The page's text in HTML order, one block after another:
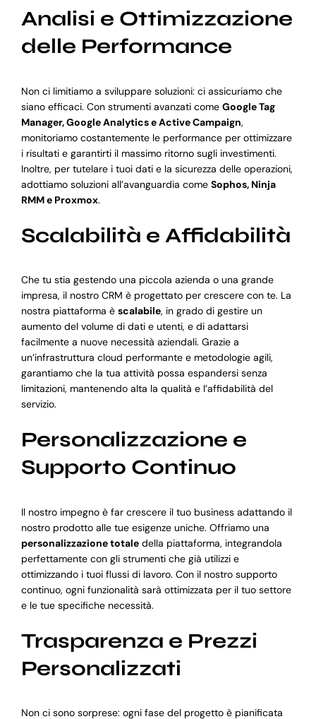
Analisi e Ottimizzazione
delle Performance
Non ci limitiamo a sviluppare soluzioni: ci assicuriamo che
siano efficaci. Con strumenti avanzati come Google Tag
Manager, Google Analytics e Active Campaign,
monitoriamo costantemente le performance per ottimizzare
i risultati e garantirti il massimo ritorno sugli investimenti.
Inoltre, per tutelare i tuoi dati e la sicurezza delle operazioni,
adottiamo soluzioni all’avanguardia come Sophos, Ninja
RMM e Proxmox.
Scalabilità e Affidabilità
Che tu stia gestendo una piccola azienda o una grande
impresa, il nostro CRM è progettato per crescere con te. La
nostra piattaforma è scalabile, in grado di gestire un
aumento del volume di dati e utenti, e di adattarsi
facilmente a nuove necessità aziendali. Grazie a
un’infrastruttura cloud performante e metodologie agili,
garantiamo che la tua attività possa espandersi senza
limitazioni, mantenendo alta la qualità e l’affidabilità del
servizio.
Personalizzazione e
Supporto Continuo
Il nostro impegno è far crescere il tuo business adattando il
nostro prodotto alle tue esigenze uniche. Offriamo una
personalizzazione totaledella piattaforma, integrandola
perfettamente con gli strumenti che già utilizzi e
ottimizzando i tuoi flussi di lavoro. Con il nostro supporto
continuo, ogni funzionalità sarà ottimizzata per il tuo settore
e le tue specifiche necessità.
Trasparenza e Prezzi
Personalizzati
Non ci sono sorprese: ogni fase del progetto è pianificata